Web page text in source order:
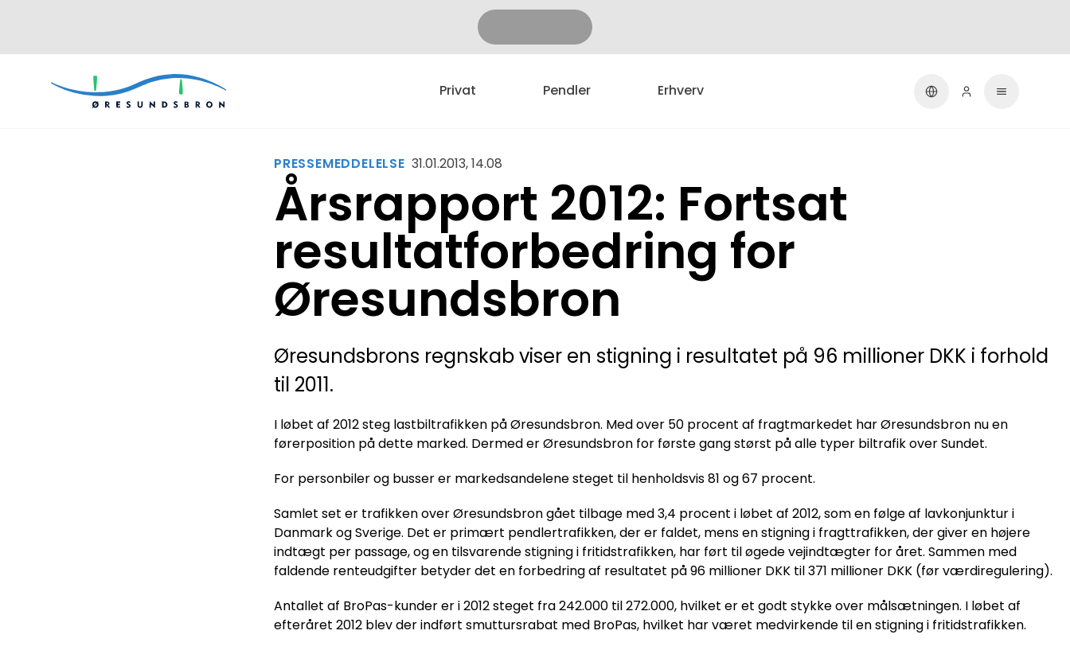
Privat Pendler Erhverv
PRESSEMEDDELELSE 31.01.2013, 14.08
Årsrapport 2012: Fortsat
resultatforbedring for
Øresundsbron
Øresundsbrons regnskab viser en stigning i resultatet på 96 millioner DKK i forhold
til 2011.
I løbet af 2012 steg lastbiltrafikken på Øresundsbron. Med over 50 procent af fragtmarkedet har Øresundsbron nu en
førerposition på dette marked. Dermed er Øresundsbron for første gang størst på alle typer biltrafik over Sundet.
For personbiler og busser er markedsandelene steget til henholdsvis 81 og 67 procent.
Samlet set er trafikken over Øresundsbron gået tilbage med 3,4 procent i løbet af 2012, som en følge af lavkonjunktur i
Danmark og Sverige. Det er primært pendlertrafikken, der er faldet, mens en stigning i fragttrafikken, der giver en højere
indtægt per passage, og en tilsvarende stigning i fritidstrafikken, har ført til øgede vejindtægter for året. Sammen med
faldende renteudgifter betyder det en forbedring af resultatet på 96 millioner DKK til 371 millioner DKK (før værdiregulering).
Antallet af BroPas-kunder er i 2012 steget fra 242.000 til 272.000, hvilket er et godt stykke over målsætningen. I løbet af
efteråret 2012 blev der indført smuttursrabat med BroPas, hvilket har været medvirkende til en stigning i fritidstrafikken.